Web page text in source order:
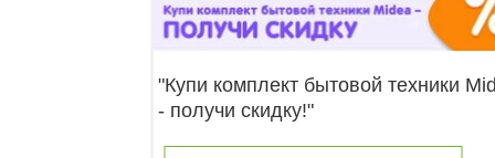
"Купи комплект бытовой техники
- получи скидку!"